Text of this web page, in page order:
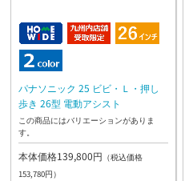
パナソニック 25 ビビ・Ｌ・押し
歩き 26型 電動アシスト
この商品にはバリエーションがありま
す。
本体価格139,800円 （税込価格
153,780円）